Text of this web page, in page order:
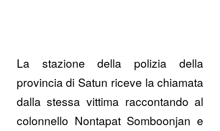
La stazione della polizia della
provincia di Satun riceve la chiamata
dalla stessa vittima raccontando al
colonnello Nontapat Somboonjan e